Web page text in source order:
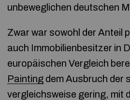
unbeweglichen deutschen
Zwar war sowohl der Anteil
auch Immobilienbesitzer in
europäischen Vergleich
Painting dem Ausbruch der
vergleichsweise gering, mit